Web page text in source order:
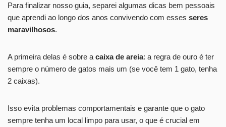
Para finalizar nosso guia, separei algumas dicas bem pessoais
que aprendi ao longo dos anos convivendo com esses seres
maravilhosos.
A primeira delas é sobre a caixa de areia: a regra de ouro é ter
sempre o número de gatos mais um (se você tem 1 gato, tenha
2 caixas).
Isso evita problemas comportamentais e garante que o gato
sempre tenha um local limpo para usar, o que é crucial em